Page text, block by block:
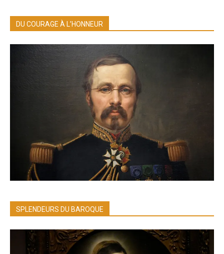
DU COURAGE À L’HONNEUR
SPLENDEURS DU BAROQUE